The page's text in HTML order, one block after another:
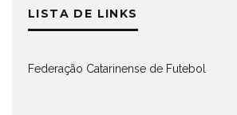
LISTA DE LINKS
Federação Catarinense de Futebol